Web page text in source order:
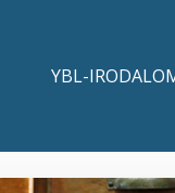
YBL-